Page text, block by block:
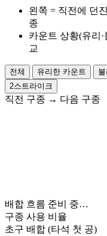
왼쪽 = 직전에 던
종
카운트 상황(유리·
교
전체 유리한 카운트
2스트라이크
직전 구종 → 다음 구종
배합 흐름 준비 중…
구종 사용 비율
초구 배합 (타석 첫 공)